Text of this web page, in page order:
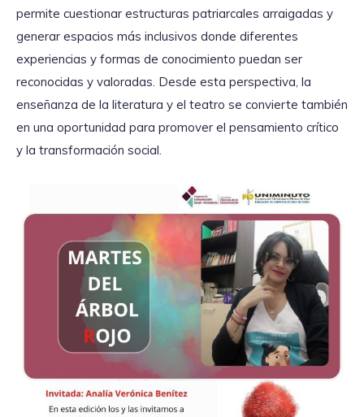
permite cuestionar estructuras patriarcales arraigadas y
generar espacios más inclusivos donde diferentes
experiencias y formas de conocimiento puedan ser
reconocidas y valoradas. Desde esta perspectiva, la
enseñanza de la literatura y el teatro se convierte también
en una oportunidad para promover el pensamiento crítico
y la transformación social.